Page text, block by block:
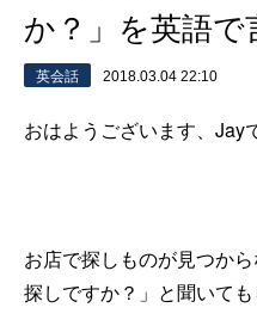
か？」を英語で
英会話 2018.03.04 22:10
おはようございます、Jay
お店で探しものが見つか
探しですか？」と聞いても